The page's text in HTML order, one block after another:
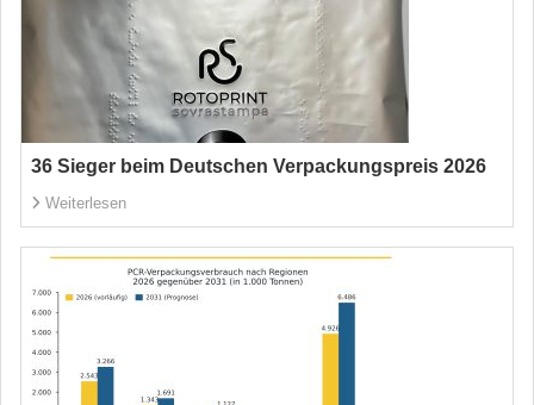
36 Sieger beim Deutschen Verpackungspreis 2026
Weiterlesen